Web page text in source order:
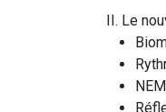
II. Le
NEM